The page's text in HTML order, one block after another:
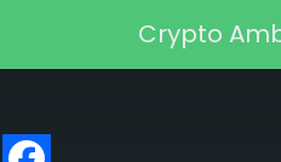
Main Crypto